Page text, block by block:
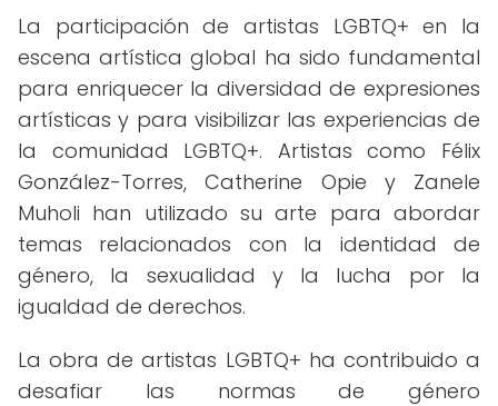
La participación de artistas LGBTQ+ en la
escena artística global ha sido fundamental
para enriquecer la diversidad de expresiones
artísticas y para visibilizar las experiencias de
la comunidad LGBTQ+. Artistas como Félix
González-Torres, Catherine Opie y Zanele
Muholi han utilizado su arte para abordar
temas relacionados con la identidad de
género, la sexualidad y la lucha por la
igualdad de derechos.
La obra de artistas LGBTQ+ ha contribuido a
desafiar las normas de género